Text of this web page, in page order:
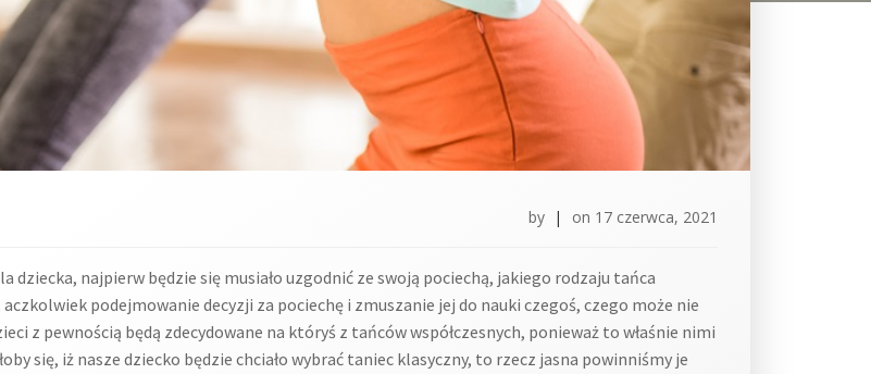
by | on 17 czerwca, 2021
dziecka, najpierw będzie się musiało uzgodnić ze swoją pociechą, jakiego rodzaju tańca
aczkolwiek podejmowanie decyzji za pociechę i zmuszanie jej do nauki czegoś, czego może nie
z pewnością będą zdecydowane na któryś z tańców współczesnych, ponieważ to właśnie nimi
się, iż nasze dziecko będzie chciało wybrać taniec klasyczny, to rzecz jasna powinniśmy je